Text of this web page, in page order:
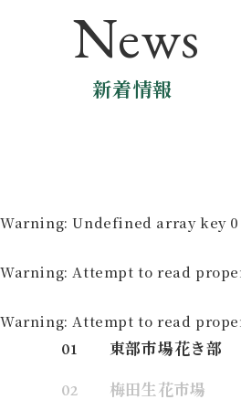
News
新着情報
Warning: Undefined array key
Warning: Attempt to read
Warning: Attempt to read
01 東部市場花き部
02 梅田生花市場